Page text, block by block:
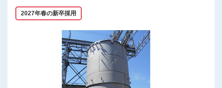
2027年春の新卒採用